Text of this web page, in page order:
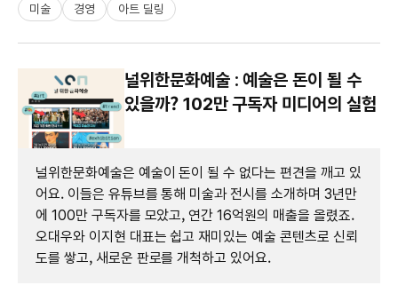
미술 경영 아트 딜링
널위한문화예술 : 예술은 돈이 될 수
있을까? 102만 구독자 미디어의 실험
널위한문화예술은 예술이 돈이 될 수 없다는 편견을 깨고 있
어요. 이들은 유튜브를 통해 미술과 전시를 소개하며 3년만
에 100만 구독자를 모았고, 연간 16억원의 매출을 올렸죠.
오대우와 이지현 대표는 쉽고 재미있는 예술 콘텐츠로 신뢰
도를 쌓고, 새로운 판로를 개척하고 있어요.